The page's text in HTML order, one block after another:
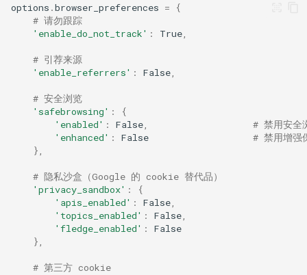
options .browser_preferences =
{
# 请勿跟踪
'enable_do_not_track' : True,
# 引荐来源
'enable_referrers' : False,
# 安全浏览
'safebrowsing' :
{
'enabled' : False,
# 禁用安全
'enhanced' : False
# 禁用增强
},
# 隐私沙盒（Google 的 cookie 替代品）
'privacy_sandbox' :
{
'apis_enabled' : False,
'topics_enabled' : False,
'fledge_enabled' :
False
},
# 第三方 cookie